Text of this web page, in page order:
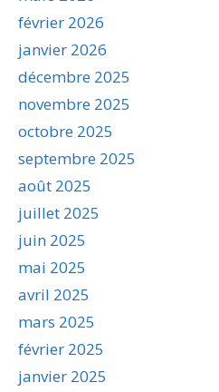
février 2026
janvier 2026
décembre 2025
novembre 2025
octobre 2025
septembre 2025
août 2025
juillet 2025
juin 2025
mai 2025
avril 2025
mars 2025
février 2025
janvier 2025